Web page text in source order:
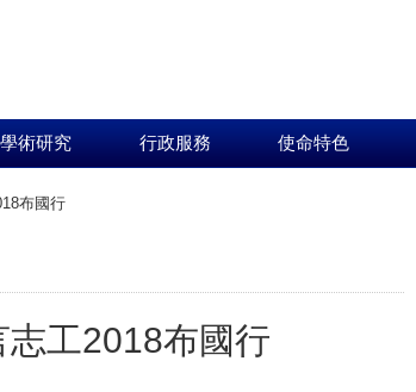
學術研究 行政服務 使命特色
布國行
工2018布國行